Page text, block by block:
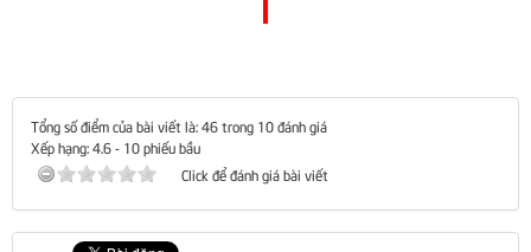
Tổng số điểm của bài viết là: 46 trong 10 đánh giá
Xếp hạng:4.6- 10phiếu bầu
Click để đánh giá bài viết